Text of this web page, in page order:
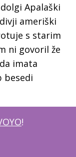
Apalaški
ameriški
s starim
ni govoril že
imata
besedi
!